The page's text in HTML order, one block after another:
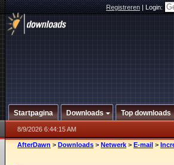
Registreren|Login:
Startpagina Downloads Top downloads
8/9/2026 6:44:15 AM
AfterDawn > Downloads > Netwerk > E-mail >